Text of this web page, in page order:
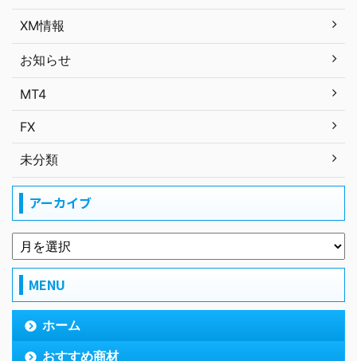
XM情報
お知らせ
MT4
FX
未分類
アーカイブ
MENU
ホーム
おすすめ商材